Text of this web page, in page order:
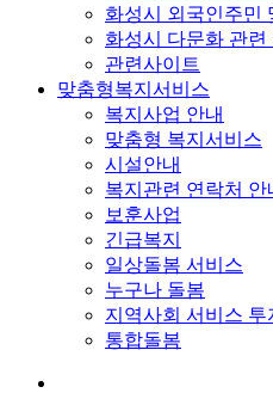
화성시 외국인주민
화성시 다문화 관련
관련사이트
맞춤형복지서비스
복지사업 안내
맞춤형 복지서비스
시설안내
복지관련 연락처 안
보훈사업
긴급복지
일상돌봄 서비스
누구나 돌봄
지역사회 서비스 투
통합돌봄